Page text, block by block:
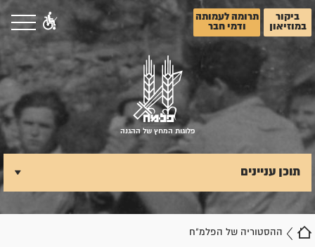
ביקור
במוזיאון
תרומה לעמותה
ודמי חבר
פלוגות המחץ של ההגנה
ההסטוריה של הפלמ"ח
תוכן עניינים